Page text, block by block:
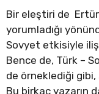
Bir eleştiri de
yorumladığı
Sovyet etkisiyle
Bence de, Türk –
de örneklediği gibi,
Bu birkaç yazarın